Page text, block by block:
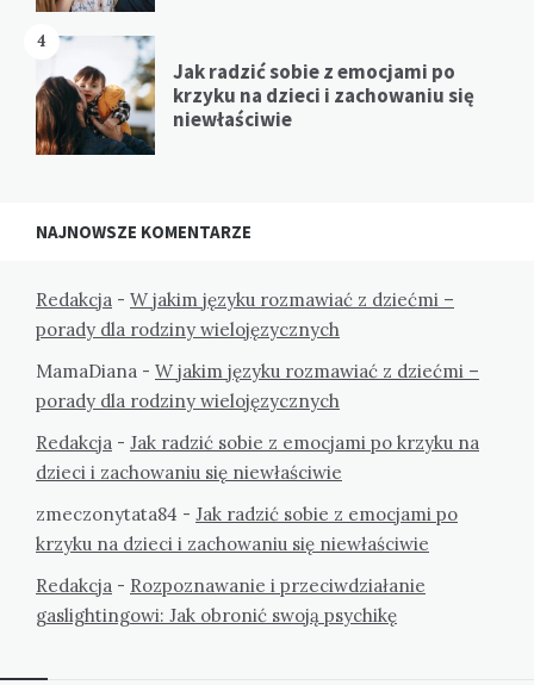
4
Jak radzić sobie z emocjami po
krzyku na dzieci i zachowaniu się
niewłaściwie
NAJNOWSZE KOMENTARZE
Redakcja - W jakim języku rozmawiać z dziećmi –
porady dla rodziny wielojęzycznych
MamaDiana - W jakim języku rozmawiać z dziećmi –
porady dla rodziny wielojęzycznych
Redakcja - Jak radzić sobie z emocjami po krzyku na
dzieci i zachowaniu się niewłaściwie
zmeczonytata84 - Jak radzić sobie z emocjami po
krzyku na dzieci i zachowaniu się niewłaściwie
Redakcja - Rozpoznawanie i przeciwdziałanie
gaslightingowi: Jak obronić swoją psychikę